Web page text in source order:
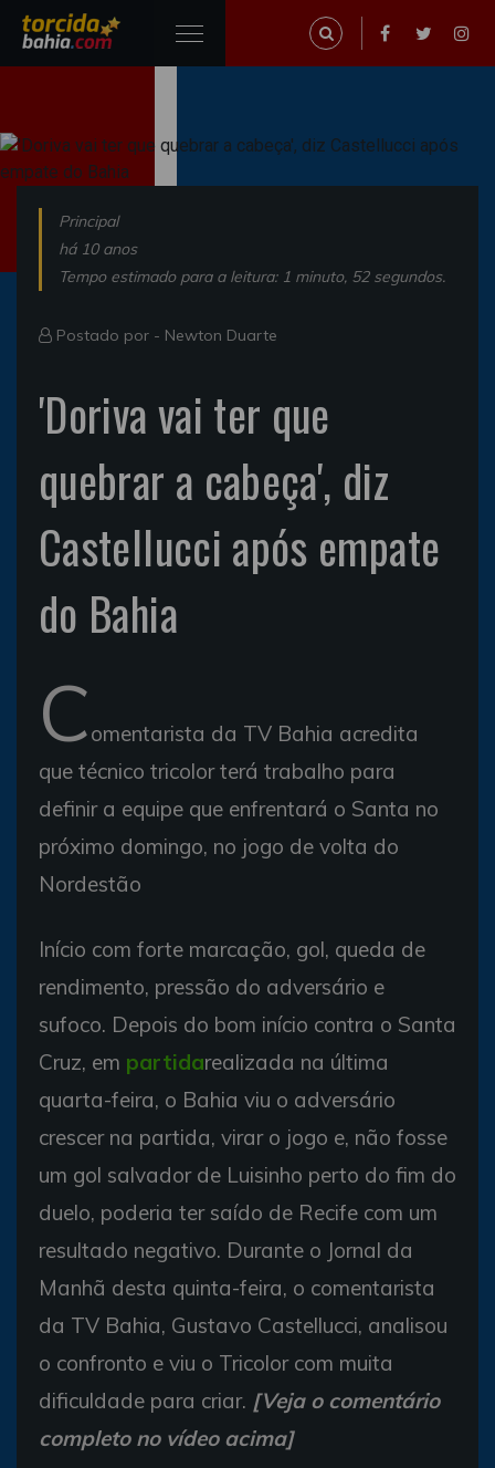
Principal
há 10 anos
Tempo estimado para a leitura: 1 minuto, 52 segundos.
Postado por - Newton Duarte
'Doriva vai ter que
quebrar a cabeça', diz
Castellucci após empate
do Bahia
Comentarista da TV Bahia acredita
que técnico tricolor terá trabalho para
definir a equipe que enfrentará o Santa no
próximo domingo, no jogo de volta do
Nordestão
Início com forte marcação, gol, queda de
rendimento, pressão do adversário e
sufoco. Depois do bom início contra o Santa
Cruz, em partidarealizada na última
quarta-feira, o Bahia viu o adversário
crescer na partida, virar o jogo e, não fosse
um gol salvador de Luisinho perto do fim do
duelo, poderia ter saído de Recife com um
resultado negativo. Durante o Jornal da
Manhã desta quinta-feira, o comentarista
da TV Bahia, Gustavo Castellucci, analisou
o confronto e viu o Tricolor com muita
dificuldade para criar. [Veja o comentário
completo no vídeo acima]